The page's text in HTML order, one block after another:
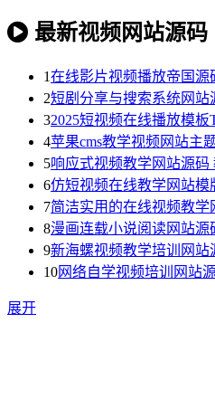
最新视频网站源码
1在线影片视频播放帝国源
2短剧分享与搜索系统网
32025短视频在线播放模
4苹果cms教学视频网站主
5响应式视频教学网站源码
6仿短视频在线教学网站
7简洁实用的在线视频教
8漫画连载小说阅读网站源
9新海螺视频教学培训网站
10网络自学视频培训网站
展开